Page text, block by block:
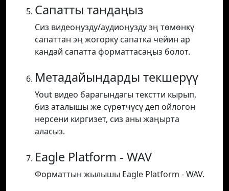
Сапатты тандаңыз
Сиз видеоңузду/аудиоңузду эң төмөнкү
сапаттан эң жогорку сапатка чейин ар
кандай сапатта форматтасаңыз болот.
Метадайындарды текшерүү
Yout видео барагындагы текстти кырып,
биз аталышы же сүрөтчүсү деп ойлогон
нерсени киргизет, сиз аны жаңырта
аласыз.
Eagle Platform - WAV
Форматтын жылышы Eagle Platform - WAV.